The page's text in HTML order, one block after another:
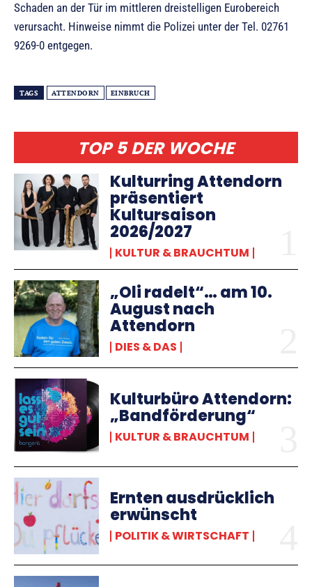
TOP 5 DER WOCHE
Kulturring Attendorn
präsentiert
Kultursaison
2026/2027
KULTUR & BRAUCHTUM
„Oli radelt“… am 10.
August nach
Attendorn
DIES & DAS
Kulturbüro Attendorn:
„Bandförderung“
KULTUR & BRAUCHTUM
Ernten ausdrücklich
erwünscht
POLITIK & WIRTSCHAFT
Schaden an der Tür im mittleren dreistelligen Eurobereich
verursacht. Hinweise nimmt die Polizei unter der Tel. 02761
9269-0 entgegen.
TAGS ATTENDORN EINBRUCH